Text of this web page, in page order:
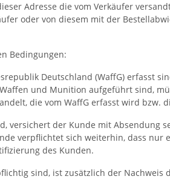
Adresse die vom Verkäufer
oder von diesem mit der
Bedingungen:
Deutschland (WaffG) erfasst
und Munition aufgeführt sind,
die vom WaffG erfasst wird bzw.
versichert der Kunde mit Absendung
verpflichtet sich weiterhin, dass nur
des Kunden.
sind, ist zusätzlich der